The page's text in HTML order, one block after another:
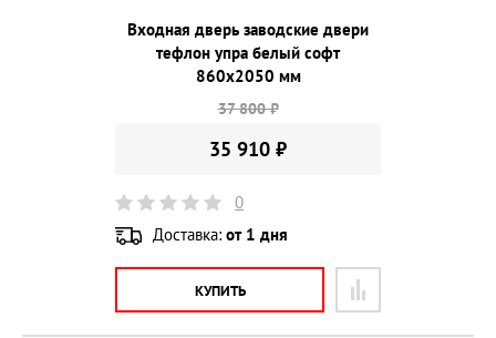
Входная дверь заводские двери
тефлон упра белый софт
860х2050 мм
37 800 ₽
35 910 ₽
0
Доставка: от 1 дня
КУПИТЬ